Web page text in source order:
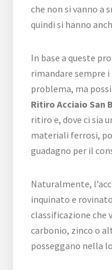
che non si vanno a
quindi si hanno
In base a queste
rimandare sempre
problema, ma
Ritiro Acciaio San
ritiro e, dove ci sia
materiali ferrosi,
guadagno per il
Naturalmente,
inquinato e
classificazione che
carbonio, zinco o
posseggano nella